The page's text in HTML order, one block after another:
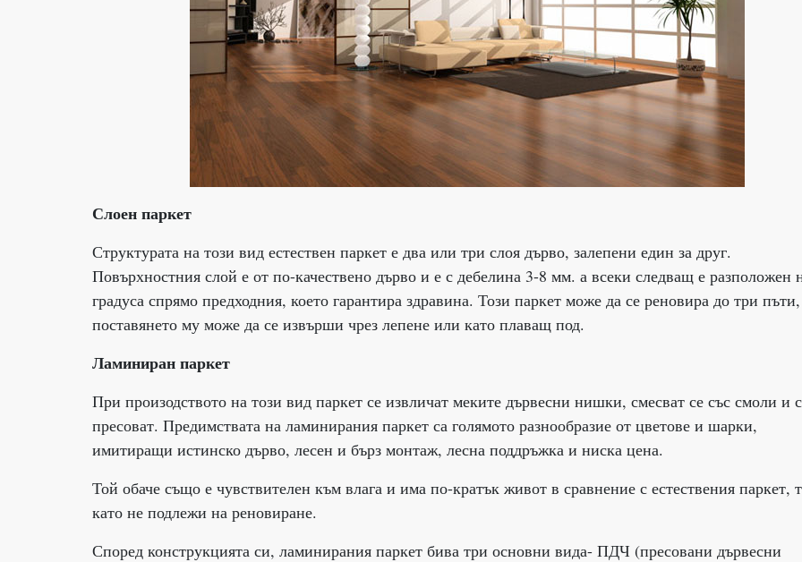
Слоен паркет
Структурата на този вид естествен паркет е два или три слоя дърво, залепени един за друг.
Повърхностния слой е от по-качествено дърво и е с дебелина 3-8 мм. а всеки следващ е разположен
градуса спрямо предходния, което гарантира здравина. Този паркет може да се реновира до три
поставянето му може да се извърши чрез лепене или като плаващ под.
Ламиниран паркет
При произодството на този вид паркет се извличат меките дървесни нишки, смесват се със смоли и
пресоват. Предимствата на ламинирания паркет са голямото разнообразие от цветове и шарки,
имитиращи истинско дърво, лесен и бърз монтаж, лесна поддръжка и ниска цена.
Той обаче също е чувствителен към влага и има по-кратък живот в сравнение с естествения паркет,
като не подлежи на реновиране.
Според конструкцията си, ламинирания паркет бива три основни вида- ПДЧ (пресовани дървесни